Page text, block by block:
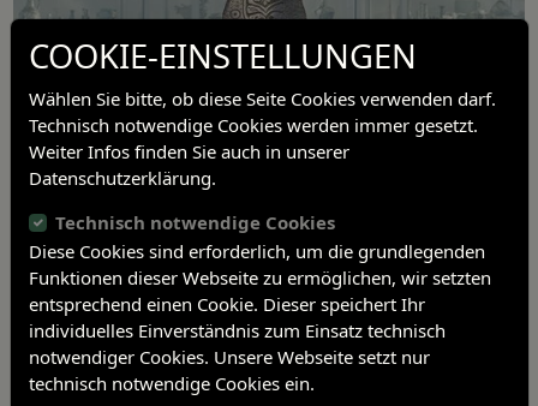
2. unveränderte Auflage
Bamberg 2016
141 S.
COOKIE-EINSTELLUNGEN
Wählen Sie bitte, ob diese Seite Cookies verwenden darf.
Technisch notwendige Cookies werden immer gesetzt.
Weiter Infos finden Sie auch in unserer
Datenschutzerklärung.
Technisch notwendige Cookies
Diese Cookies sind erforderlich, um die grundlegenden
Funktionen dieser Webseite zu ermöglichen, wir setzten
entsprechend einen Cookie. Dieser speichert Ihr
individuelles Einverständnis zum Einsatz technisch
notwendiger Cookies. Unsere Webseite setzt nur
technisch notwendige Cookies ein.